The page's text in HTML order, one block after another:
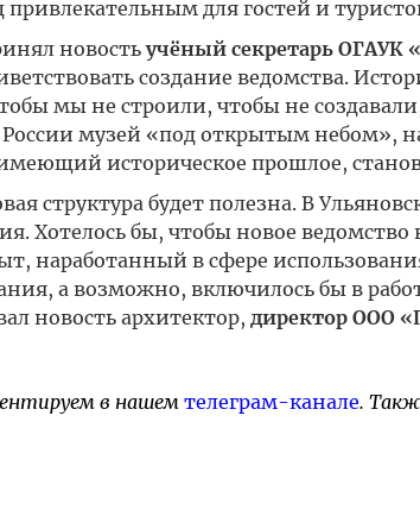
привлекательным для гостей и
новостьучёный секретарь
создание ведомства.
мы не строили, чтобы не
музей «под открытым небом»,
историческое прошлое,
структура будет полезна. В
Хотелось бы, чтобы новое ведомство
наработанный в сфере
а возможно, включилось бы в
новость архитектор, директор ООО
в нашем телеграм-канале.